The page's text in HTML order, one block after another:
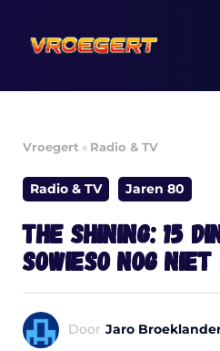
naar
inhoud
Vroegert » Radio & TV
Radio & TV Jaren 80
The Shining: 15
sowieso nog
Door Jaro